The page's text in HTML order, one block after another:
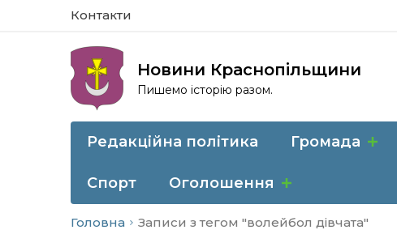
Контакти
Новини Краснопільщини
Пишемо історію разом.
Редакційна політика Громада
Спорт Оголошення
Головна Записи з тегом "волейбол дівчата"